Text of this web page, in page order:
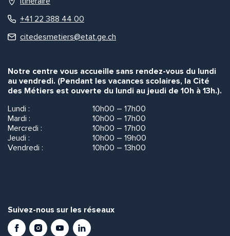
+41 22 388 44 00
citedesmetiers@etat.ge.ch
Notre centre vous accueille sans rendez-vous du lundi
au vendredi. (Pendant les vacances scolaires, la Cité
des Métiers est ouverte du lundi au jeudi de 10h à 13h.).
Lundi :
10h00 – 17h00
Mardi :
10h00 – 17h00
Mercredi :
10h00 – 17h00
Jeudi :
10h00 – 19h00
Vendredi :
10h00 – 13h00
Suivez-nous sur les réseaux
FacebookInstagramYoutubeLinkedIn